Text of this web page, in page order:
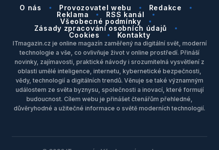
O nás Provozovatel webu
Redakce
Reklama
RSS kanál
Všeobecné podmínky
Zásady zpracování osobních údajů
Cookies
Kontakty
ITmagazin.cz je online magazín zaměřený na digitální svět, moderní
technologie a vše, co ovlivňuje život v online prostředí. Přináší
novinky, zajímavosti, praktické návody i srozumitelná vysvětlení z
oblasti umělé inteligence, internetu, kybernetické bezpečnosti,
vědy, technologií a digitálních trendů. Věnuje se také významným
událostem ze světa byznysu, společnosti a inovací, které formují
budoucnost. Cílem webu je přinášet čtenářům přehledné,
důvěryhodné a užitečné informace o světě moderních technologií.